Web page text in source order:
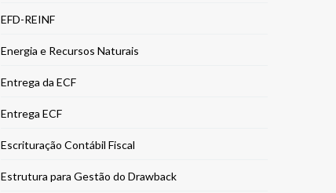
EFD-REINF
Energia e Recursos Naturais
Entrega da ECF
Entrega ECF
Escrituração Contábil Fiscal
Estrutura para Gestão do Drawback